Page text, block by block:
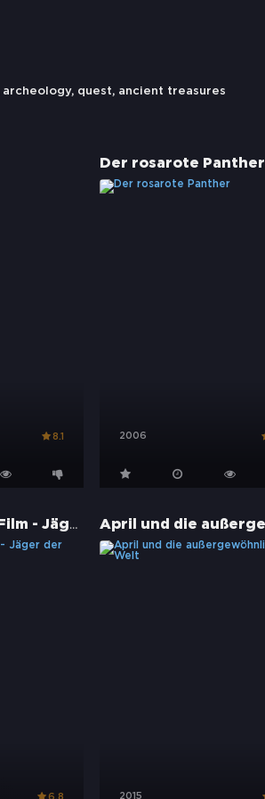
archeology, quest, ancient treasures
8.1
Der rosarote Panther
2006
DuckTales: Der Film - Jäger der verlorenen Lampe
2015